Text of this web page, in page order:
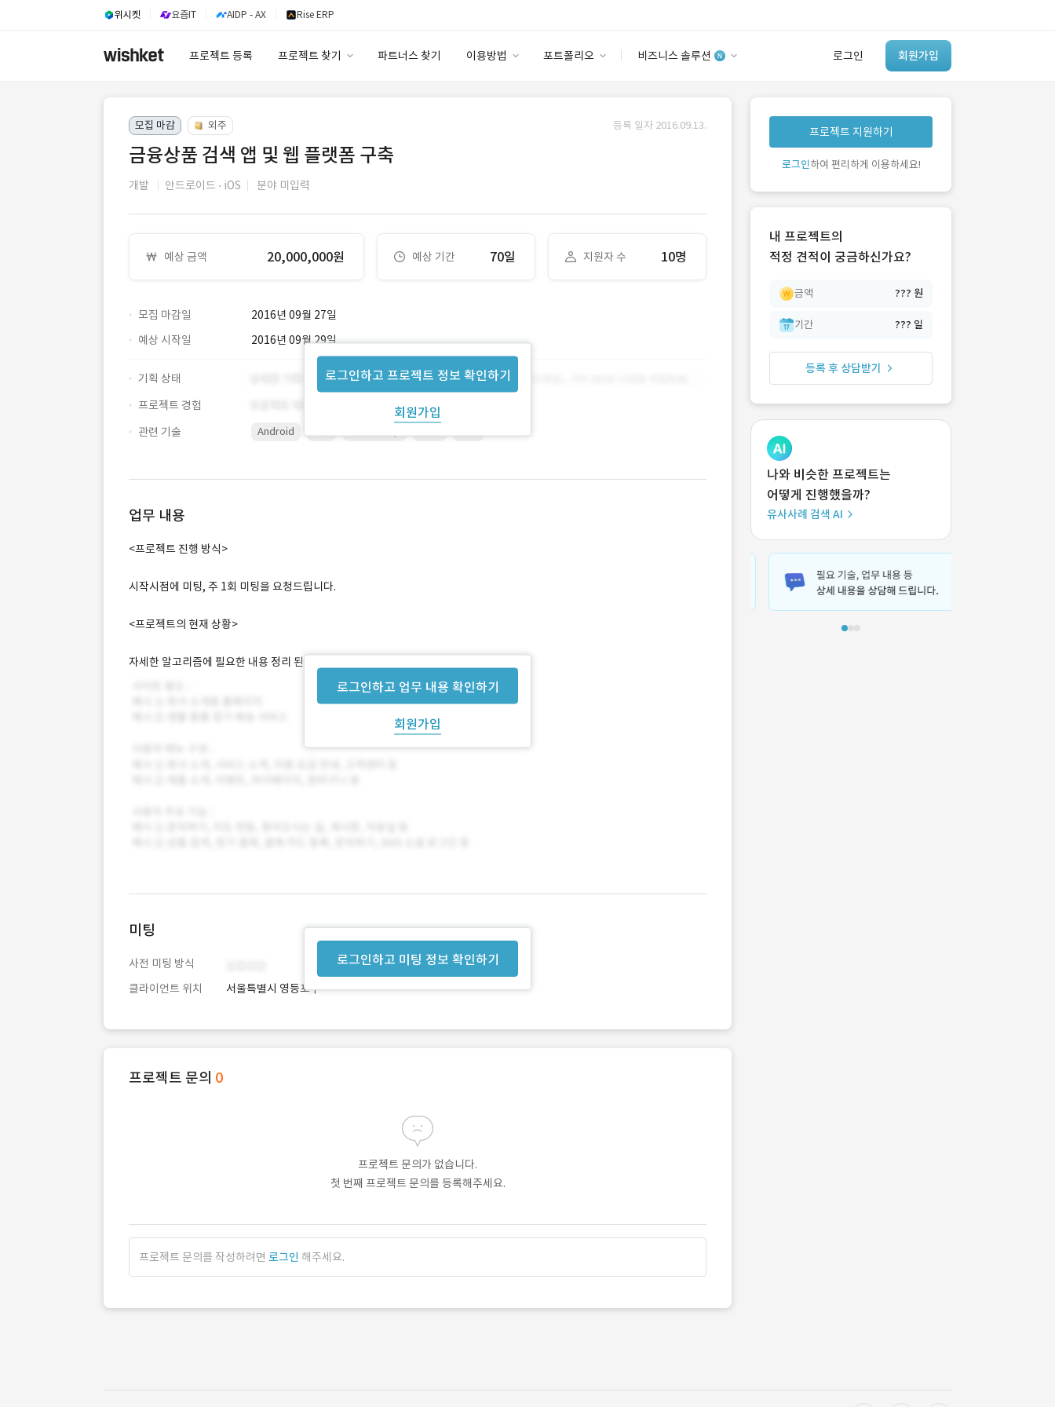
위시켓 요즘IT AIDP - AX Rise ERP
프로젝트 등록 프로젝트 찾기 파트너스 찾기 이용방법 포트폴리오 비즈니스 솔루션 로그인 회원가입
안심 코드 케어
유사사례 검색 AI
‘이런 거’ 만들어본
개발 회사 있어?
모집 마감 외주 등록 일자 2016.09.13.
금융상품 검색 앱 및 웹 플랫폼 구축
개발 안드로이드 iOS 분야 미입력
예상 금액 20,000,000원 예상 기간 70일 지원자 수 10명
모집 마감일 2016년 09월 27일
로그인하고 프로젝트 정보 확인하기
회원가입
예상 시작일 2016년 09월 29일
기획 상태
프로젝트 경험
관련 기술
Android
업무 내용
로그인하고 업무 내용 확인하기
회원가입
<프로젝트 진행 방식>
시작시점에 미팅, 주 1회 미팅을 요청드립니다.
<프로젝트의 현재 상황>
자세한 알고리즘에 필요한 내용 정리 된 상태입니다.
로그인하고 미팅 정보 확인하기
미팅
사전 미팅 방식
클라이언트 위치
서울특별시 영등포구
프로젝트 문의 0
프로젝트 문의가 없습니다.
첫 번째 프로젝트 문의를 등록해주세요.
프로젝트 문의를 작성하려면 로그인 해주세요.
프로젝트 지원하기
로그인하여 편리하게 이용하세요!
내 프로젝트의
적정 견적이 궁금하신가요?
금액 ??? 원
기간 ??? 일
등록 후 상담받기
나와 비슷한 프로젝트는
어떻게 진행했을까?
유사사례 검색 AI